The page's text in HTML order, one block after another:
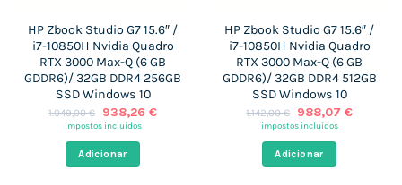
HP Zbook Studio G7 15.6″ /
i7-10850H Nvidia Quadro
RTX 3000 Max-Q (6 GB
GDDR6)/ 32GB DDR4 256GB
SSD Windows 10
1.049,00€
O
preço
era:
1.049,00 €.
938,26 €O
impostos incluídos
Adicionar
HP Zbook Studio G7 15.6″ /
i7-10850H Nvidia Quadro
RTX 3000 Max-Q (6 GB
GDDR6)/ 32GB DDR4 512GB
SSD Windows 10
1.142,00€
O
preço
era:
1.142,00 €.
988,07 €O
impostos incluídos
Adicionar